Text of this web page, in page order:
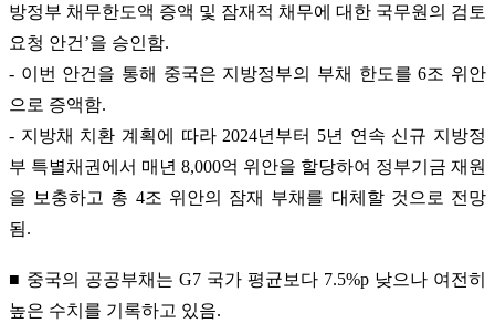
방정부 채무한도액 증액 및 잠재적 채무에 대한 국무원의 검토
요청 안건’을 승인함.
- 이번 안건을 통해 중국은 지방정부의 부채 한도를 6조 위안
으로 증액함.
- 지방채 치환 계획에 따라 2024년부터 5년 연속 신규 지방정
부 특별채권에서 매년 8,000억 위안을 할당하여 정부기금 재원
을 보충하고 총 4조 위안의 잠재 부채를 대체할 것으로 전망
됨.
■ 중국의 공공부채는 G7 국가 평균보다 7.5%p 낮으나 여전히
높은 수치를 기록하고 있음.